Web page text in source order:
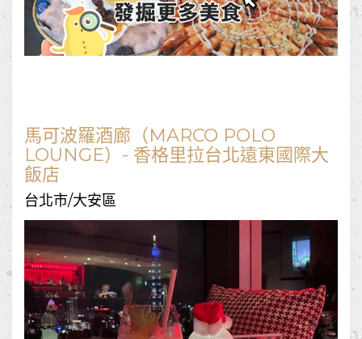
馬可波羅酒廊（MARCO POLO
LOUNGE）- 香格里拉台北遠東國際大
飯店
台北市/大安區